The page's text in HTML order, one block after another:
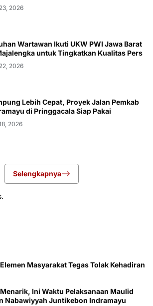
2026
Wartawan Ikuti UKW PWI Jawa Barat
untuk Tingkatkan Kualitas Pers
2026
Lebih Cepat, Proyek Jalan Pemkab
di Pringgacala Siap Pakai
2026
Selengkapnya
Masyarakat Tegas Tolak Kehadiran
Ini Waktu Pelaksanaan Maulid
Nabawiyyah Juntikebon Indramayu